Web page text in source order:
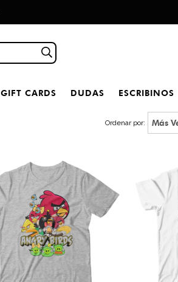
GIFT CARDS DUDAS ESCRIBINOS
Ordenar por: